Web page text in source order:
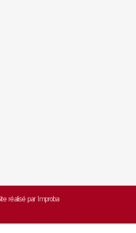
réalisé par Improba